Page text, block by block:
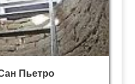
Пьетро